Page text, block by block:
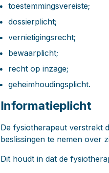
toestemmingsvereiste;
dossierplicht;
vernietigingsrecht;
bewaarplicht;
recht op inzage;
geheimhoudingsplicht.
Informatieplicht
De fysiotherapeut verstrekt
beslissingen te nemen over
Dit houdt in dat de